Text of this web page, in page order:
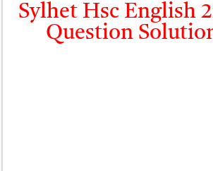
Sylhet Hsc English
Question